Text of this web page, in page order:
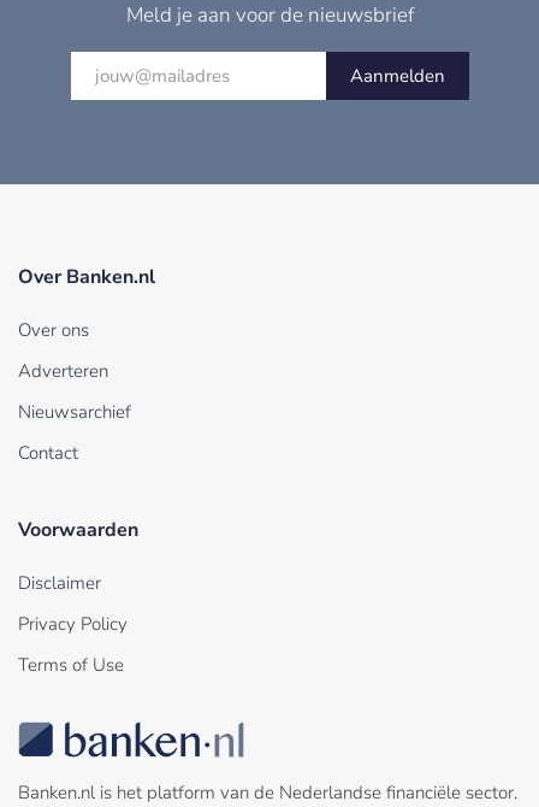
Meld je aan voor de nieuwsbrief
Aanmelden
Over Banken.nl
Over ons
Adverteren
Nieuwsarchief
Contact
Voorwaarden
Disclaimer
Privacy Policy
Terms of Use
Banken.nl is het platform van de Nederlandse financiële sector.